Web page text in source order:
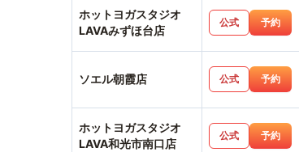
ホットヨガスタジオ
LAVAみずほ台店
公式 予約
ソエル朝霞店 公式 予約
ホットヨガスタジオ
LAVA和光市南口店
公式 予約